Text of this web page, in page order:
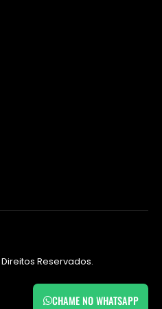
Reservados.
CHAME NO WHATSAPP